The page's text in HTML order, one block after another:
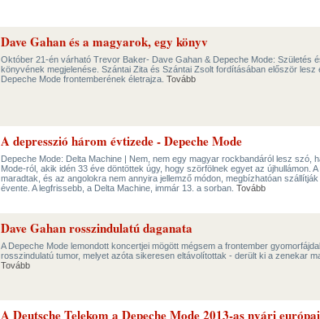
Dave Gahan és a magyarok, egy könyv
Október 21-én várható Trevor Baker- Dave Gahan & Depeche Mode: Születés
könyvének megjelenése. Szántai Zita és Szántai Zsolt fordításában először lesz
Depeche Mode frontemberének életrajza. Tovább
A depresszió három évtizede - Depeche Mode
Depeche Mode: Delta Machine | Nem, nem egy magyar rockbandáról lesz szó,
Mode-ról, akik idén 33 éve döntöttek úgy, hogy szörfölnek egyet az újhullámon.
maradtak, és az angolokra nem annyira jellemző módon, megbízhatóan
évente. A legfrissebb, a Delta Machine, immár 13. a sorban. Tovább
Dave Gahan rosszindulatú daganata
A Depeche Mode lemondott koncertjei mögött mégsem a frontember
rosszindulatú tumor, melyet azóta sikeresen eltávolítottak - derült ki a zenekar
Tovább
A Deutsche Telekom a Depeche Mode 2013-as nyári